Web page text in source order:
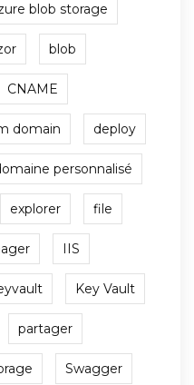
blob storage
blob
CNAME
domain deploy
personnalisé
explorer file
IIS
Key Vault
partager
Swagger